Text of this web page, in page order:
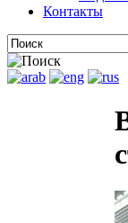
Контакты